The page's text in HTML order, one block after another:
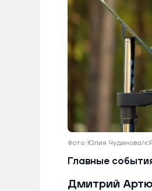
Фото: Юлия Чудинова/
Главные
Дмитрий